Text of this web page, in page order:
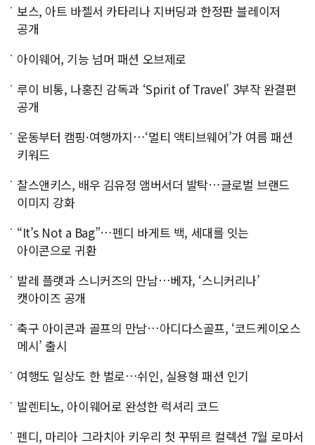
보스, 아트 바젤서 카타리나 지버딩과 한정판 블레이저
공개
아이웨어, 기능 넘머 패션 오브제로
루이 비통, 나홍진 감독과 ‘Spirit of Travel’ 3부작 완결편
공개
운동부터 캠핑·여행까지…‘멀티 액티브웨어’가 여름 패션
키워드
찰스앤키스, 배우 김유정 앰버서더 발탁…글로벌 브랜드
이미지 강화
“It’s Not a Bag”…펜디 바게트 백, 세대를 잇는
아이콘으로 귀환
발레 플랫과 스니커즈의 만남…베자, ‘스니커리나’
캣아이즈 공개
축구 아이콘과 골프의 만남…아디다스골프, ‘코드케이오스
메시’ 출시
여행도 일상도 한 벌로…쉬인, 실용형 패션 인기
발렌티노, 아이웨어로 완성한 럭셔리 코드
펜디, 마리아 그라치아 키우리 첫 꾸뛰르 컬렉션 7월 로마서